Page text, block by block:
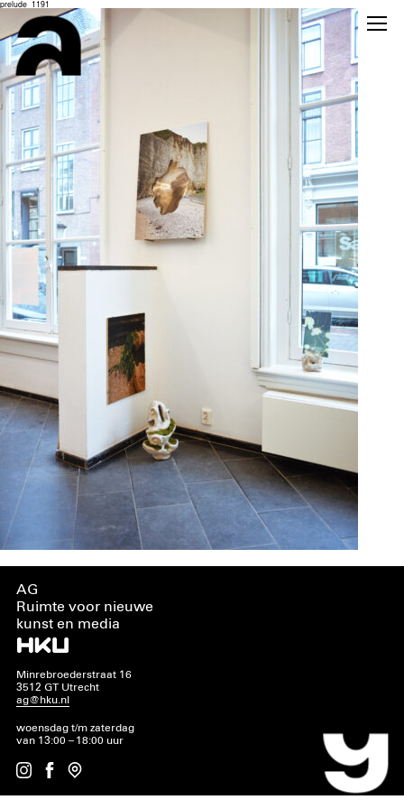
prelude_1191
AG
Ruimte voor nieuwe
kunst en media
Minrebroederstraat 16
3512 GT Utrecht
ag@hku.nl
woensdag t/m zaterdag
van 13:00 – 18:00 uur